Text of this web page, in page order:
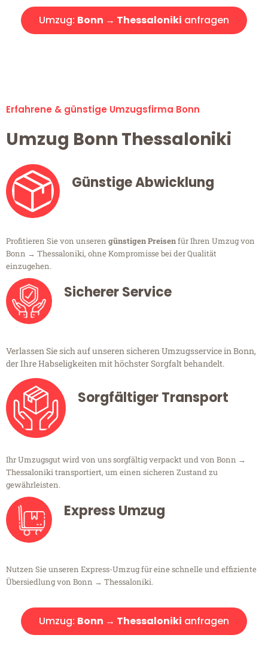
Umzug: Bonn → Thessaloniki anfragen
Erfahrene & günstige Umzugsfirma Bonn
Umzug Bonn Thessaloniki
Günstige Abwicklung
Profitieren Sie von unseren günstigen Preisenfür Ihren Umzug von
Bonn → Thessaloniki, ohne Kompromisse bei der Qualität
einzugehen.
Sicherer Service
Verlassen Sie sich auf unseren sicheren Umzugsservice in Bonn,
der Ihre Habseligkeiten mit höchster Sorgfalt behandelt.
Sorgfältiger Transport
Ihr Umzugsgut wird von uns sorgfältig verpackt und von Bonn →
Thessaloniki transportiert, um einen sicheren Zustand zu
gewährleisten.
Express Umzug
Nutzen Sie unseren Express-Umzug für eine schnelle und effiziente
Übersiedlung von Bonn → Thessaloniki.
Umzug: Bonn → Thessaloniki anfragen